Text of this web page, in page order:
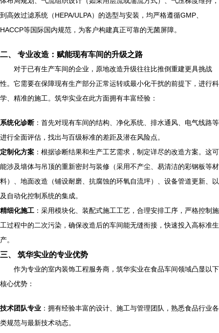
到高效过滤系统（HEPA/ULPA）的选型与安装，均严格遵循GMP、
HACCP等国际国内规范，为客户构建真正可靠的无菌屏障。
二、 专业改造：赋能现有车间的升级之路
对于已有生产车间的企业，原地改造升级往往比推倒重建更具挑战
性。它需要在保障现有生产部分正常运转或最小化干扰的前提下，进行科
学、精准的施工。筑华实业在此方面拥有丰富经验：
系统化诊断 ：首先对现有车间的结构、净化系统、排水通风、电气线路等
进行全面评估，找出与百级标准的差距及潜在风险点。
定制化方案 ：根据诊断结果和生产工艺需求，制定详尽的改造方案。这可
能涉及墙体与吊顶的重新密封与装修（采用不产尘、易清洁的彩钢板等材
料）、地面改造（铺设耐磨、抗腐蚀的环氧自流坪）、设备管道更新、以
及自动化控制系统的集成。
精细化施工 ：采用模块化、装配式施工工艺，合理安排工序，严格控制施
工过程中的二次污染，确保改造后的车间能无缝衔接，快速投入高标准生
产。
三、 筑华实业的专业优势
作为专业的室内装饰工程服务商，筑华实业在食品车间领域凸显以下
核心优势：
技术团队专业 ：拥有经验丰富的设计、施工与管理团队，熟悉食品行业各
类规范与最新技术动态。